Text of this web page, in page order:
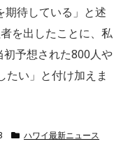
期待している」と述
を出したことに、私
予想された800人や
たい」と付け加えま
ハワイ最新ニュース